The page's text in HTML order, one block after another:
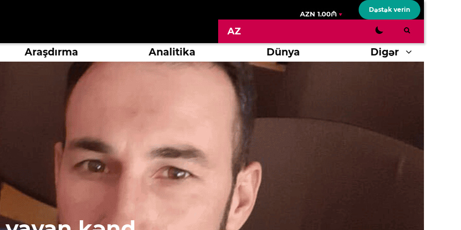
AZN 1.00₼
Dəstək verin
AZ
Araşdırma Analitika Dünya Digər